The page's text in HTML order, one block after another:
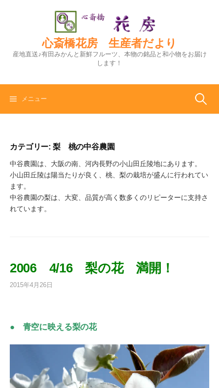
キ
心斎橋花房 生産者だより
産地直送♪有田みかんと新鮮フルーツ、本物の銘品と和小物をお届け
します！
メニュー 検
カテゴリー: 梨 桃の中谷農園
中谷農園は、大阪の南、河内長野の小山田丘陵地にあります。
小山田丘陵は陽当たりが良く、桃、梨の栽培が盛んに行われてい
ます。
中谷農園の梨は、大変、品質が高く数多くのリピーターに支持さ
れています。
2006 4/16 梨の花 満開！
2015年4月26日
● 青空に映える梨の花